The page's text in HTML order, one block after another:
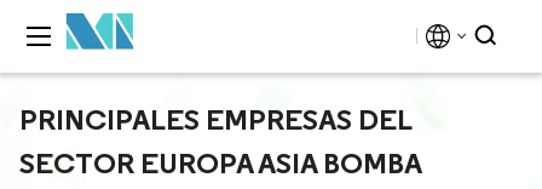
PRINCIPALES EMPRESAS DEL
SECTOR EUROPA ASIA BOMBA